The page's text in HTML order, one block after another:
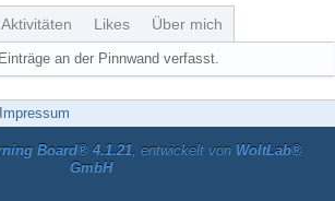
Likes Über mich
an der Pinnwand verfasst.
Impressum
Board® 4.1.21, entwickelt von WoltLab®
GmbH